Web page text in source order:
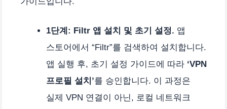
1단계: Filtr 앱 설치 및 초기 설정. 앱
스토어에서 “Filtr”를 검색하여 설치합니다.
앱 실행 후, 초기 설정 가이드에 따라 ‘VPN
프로필 설치’를 승인합니다. 이 과정은
실제 VPN 연결이 아닌, 로컬 네트워크